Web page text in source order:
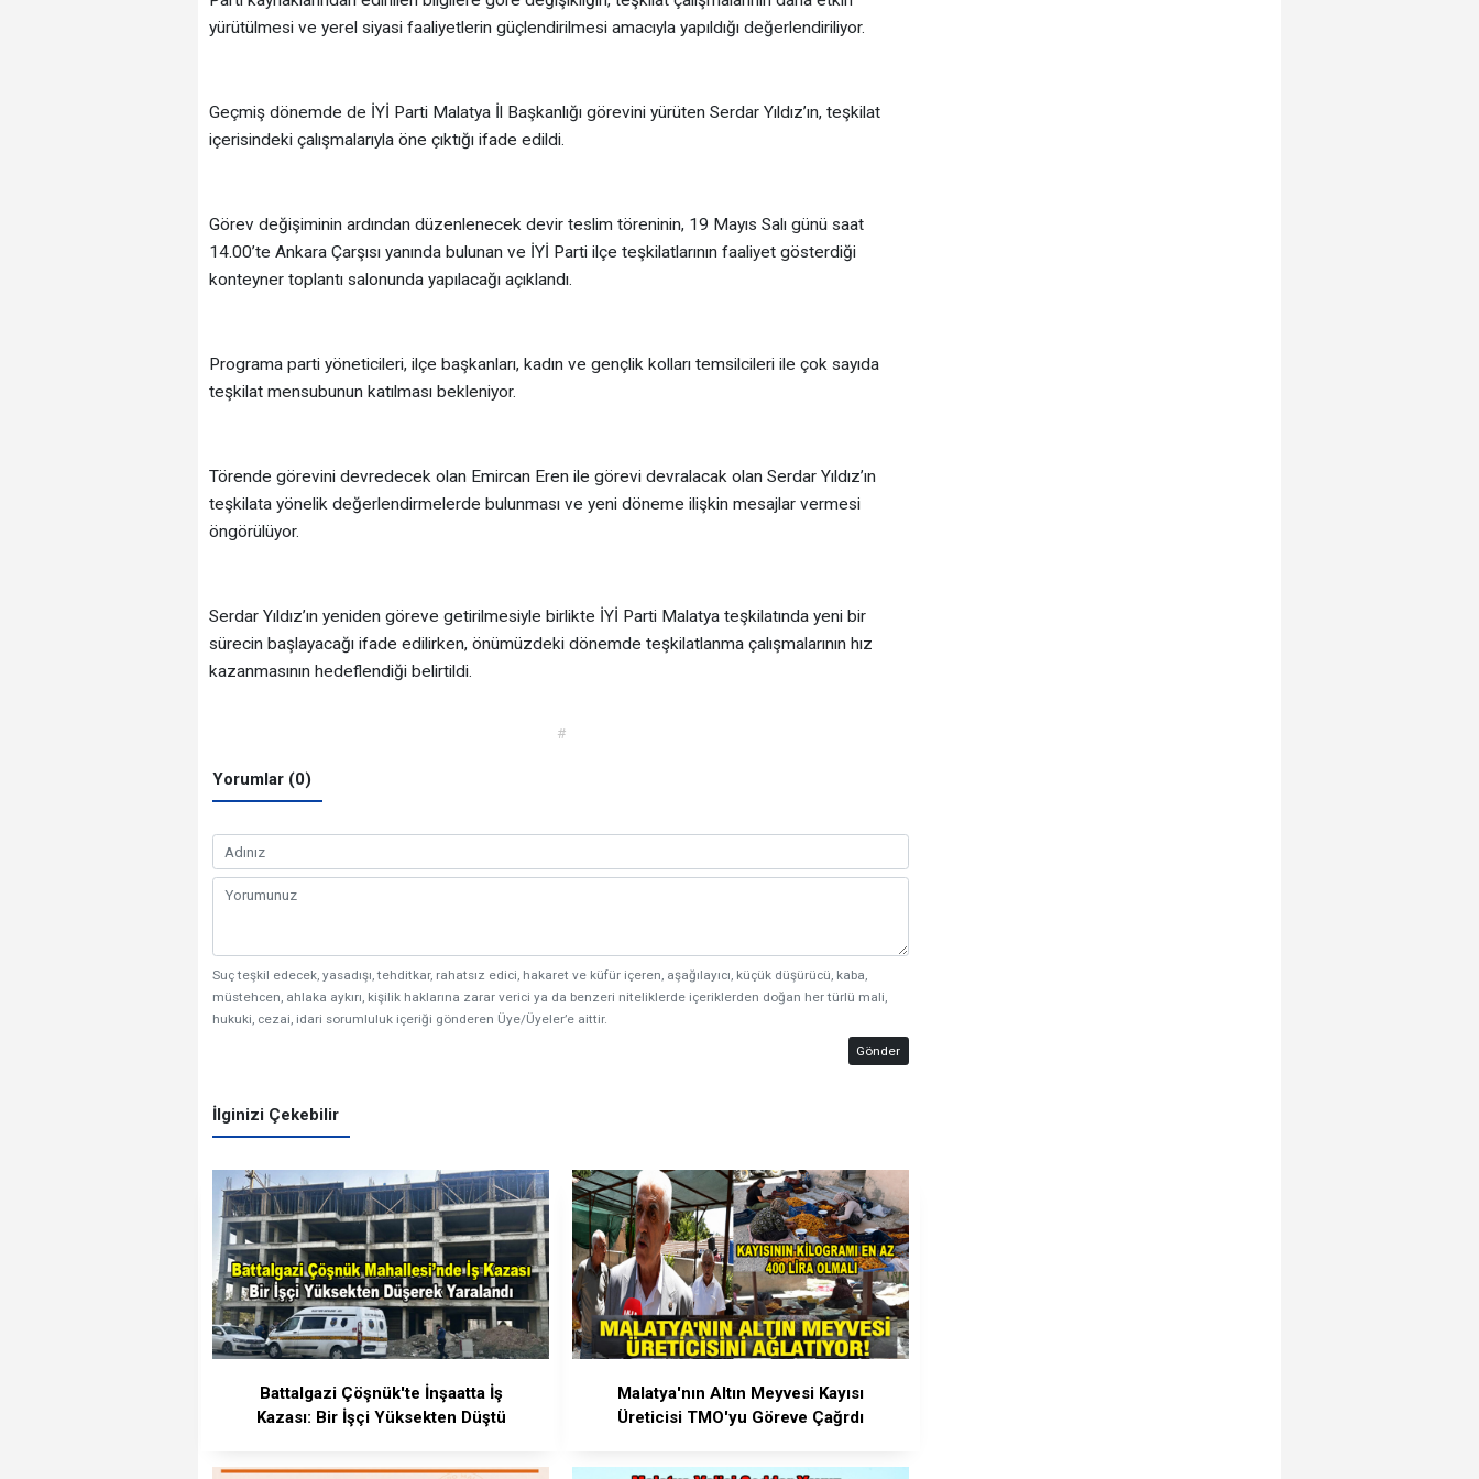
yürütülmesi ve yerel siyasi faaliyetlerin güçlendirilmesi amacıyla yapıldığı değerlendiriliyor.
Geçmiş dönemde de İYİ Parti Malatya İl Başkanlığı görevini yürüten Serdar Yıldız’ın, teşkilat
içerisindeki çalışmalarıyla öne çıktığı ifade edildi.
Görev değişiminin ardından düzenlenecek devir teslim töreninin, 19 Mayıs Salı günü saat
14.00’te Ankara Çarşısı yanında bulunan ve İYİ Parti ilçe teşkilatlarının faaliyet gösterdiği
konteyner toplantı salonunda yapılacağı açıklandı.
Programa parti yöneticileri, ilçe başkanları, kadın ve gençlik kolları temsilcileri ile çok sayıda
teşkilat mensubunun katılması bekleniyor.
Törende görevini devredecek olan Emircan Eren ile görevi devralacak olan Serdar Yıldız’ın
teşkilata yönelik değerlendirmelerde bulunması ve yeni döneme ilişkin mesajlar vermesi
öngörülüyor.
Serdar Yıldız’ın yeniden göreve getirilmesiyle birlikte İYİ Parti Malatya teşkilatında yeni bir
sürecin başlayacağı ifade edilirken, önümüzdeki dönemde teşkilatlanma çalışmalarının hız
kazanmasının hedeflendiği belirtildi.
#
Yorumlar (0)
Suç teşkil edecek, yasadışı, tehditkar, rahatsız edici, hakaret ve küfür içeren, aşağılayıcı, küçük düşürücü, kaba,
müstehcen, ahlaka aykırı, kişilik haklarına zarar verici ya da benzeri niteliklerde içeriklerden doğan her türlü mali,
hukuki, cezai, idari sorumluluk içeriği gönderen Üye/Üyeler’e aittir.
Gönder
İlginizi Çekebilir
Battalgazi Çöşnük'te İnşaatta İş
Kazası: Bir İşçi Yüksekten Düştü
Malatya'nın Altın Meyvesi Kayısı
Üreticisi TMO'yu Göreve Çağrdı